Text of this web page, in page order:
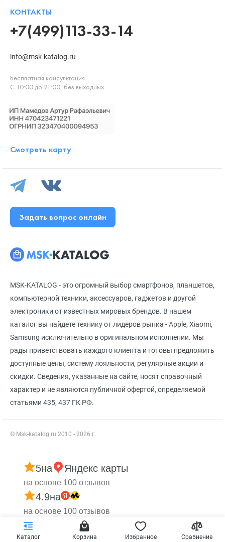
Каталог Корзина Избранное Сравнение
MSK-KATALOG - это огромный выбор смартфонов, планшетов,
компьютерной техники, аксессуаров, гаджетов и другой
электроники от известных мировых брендов. В нашем
каталог вы найдете технику от лидеров рынка - Apple, Xiaomi,
Samsung исключительно в оригинальном исполнении. Мы
рады приветствовать каждого клиента и готовы предложить
доступные цены, систему лояльности, регулярные акции и
скидки. Сведения, указанные на сайте, носят справочный
характер и не являются публичной офертой, определяемой
статьями 435, 437 ГК РФ.
© Msk-katalog.ru 2010 - 2026 г.
КОНТАКТЫ
+7(499)113-33-14
info@msk-katalog.ru
Бесплатная консультация
С 10:00 до 21:00, без выходных
Смотреть карту
Задать вопрос онлайн
5на Яндекс карты
на основе 100 отзывов
4.9на
на основе 100 отзывов